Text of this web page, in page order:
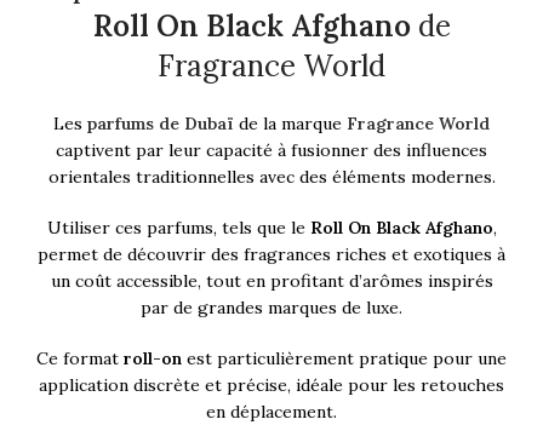
Roll On Black Afghanode
Fragrance World
Les parfums de Dubaï de la marque Fragrance World
captivent par leur capacité à fusionner des influences
orientales traditionnelles avec des éléments modernes.
Utiliser ces parfums, tels que le Roll On Black Afghano,
permet de découvrir des fragrances riches et exotiques à
un coût accessible, tout en profitant d’arômes inspirés
par de grandes marques de luxe.
Ce format roll-on est particulièrement pratique pour une
application discrète et précise, idéale pour les retouches
en déplacement.